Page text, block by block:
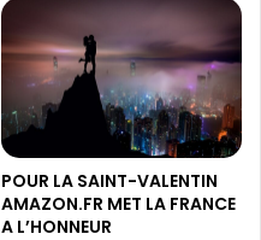
POUR LA SAINT-VALENTIN
AMAZON.FR MET LA FRANCE
A L’HONNEUR